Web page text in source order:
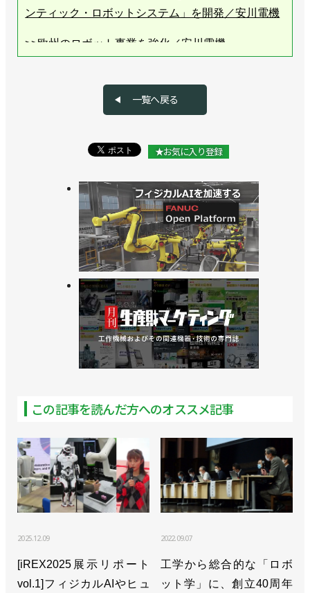
ンティック・ロボットシステム」を開発／安川電機
>>欧州のロボット事業を強化／安川電機
動搬送に／安川電機
に挑戦／安川電機
>>[直前特集RTJ2026 vol.3] 「新しいものづくり」を
社会実装／安川電機
>>可搬質量35㎏、リーチ2030mmの協働ロボットを
発売／安川電機
>>双腕ロボットで実験を自動化、ロボット未来創造
センターを開設／東京科学大学
クス事業統括に／安川電機
>>キュウリ収獲ロボットが現場で稼働開始／安川電
機
協業開始／安川電機
一覧へ戻る
★お気に入り登録
この記事を読んだ方へのオススメ記事
2025.12.09
[iREX2025展示リポート
vol.1]フィジカルAIやヒュ
2022.09.07
工学から総合的な「ロボ
ット学」に、創立40周年